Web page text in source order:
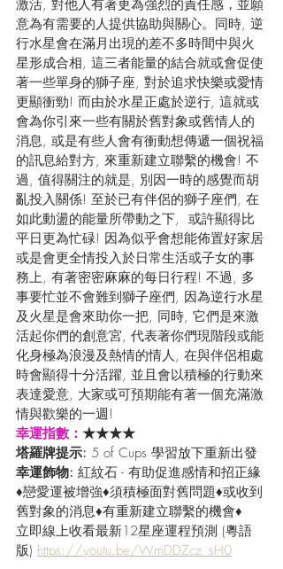
激活, 對他人有著更為強烈的責任感，並願
意為有需要的人提供協助與關心。同時, 逆
行水星會在滿月出現的差不多時間中與火
星形成合相, 這三者能量的結合就或會促使
著一些單身的獅子座, 對於追求快樂或愛情
更顯衝勁! 而由於水星正處於逆行, 這就或
會為你引來一些有關於舊對象或舊情人的
消息, 或是有些人會有衝動想傳遞一個祝福
的訊息給對方, 來重新建立聯繫的機會! 不
過, 值得關注的就是, 別因一時的感覺而胡
亂投入關係! 至於已有伴侶的獅子座們, 在
如此動盪的能量所帶動之下,  或許顯得比
平日更為忙碌! 因為似乎會想能佈置好家居
或是會更全情投入於日常生活或子女的事
務上, 有著密密麻麻的每日行程! 不過, 多
事要忙並不會難到獅子座們, 因為逆行水星
及火星是會來助你一把, 同時, 它們是來激
活起你們的創意宮, 代表著你們現階段或能
化身極為浪漫及熱情的情人, 在與伴侶相處
時會顯得十分活躍, 並且會以積極的行動來
表達愛意, 大家或可預期能有著一個充滿激
情與歡樂的一週!
幸運指數： ★★★★
塔羅牌提示: 5 of Cups 學習放下重新出發
幸運飾物: 紅紋石 - 有助促進感情和招正緣
♦戀愛運被增強♦須積極面對舊問題♦或收到
舊對象的消息♦有重新建立聯繫的機會♦
立即線上收看最新12星座運程預測 (粵語
版) https://youtu.be/WmDDZcz_sH0